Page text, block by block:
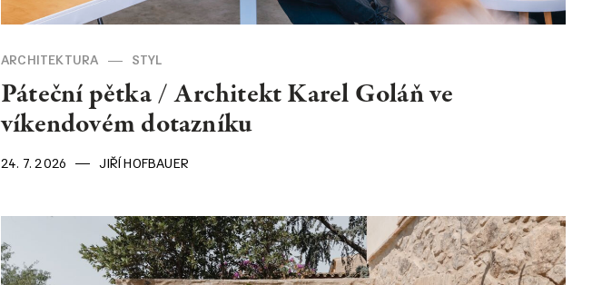
ARCHITEKTURA STYL
Páteční pětka / Architekt Karel Goláň ve
víkendovém dotazníku
24. 7. 2026 JIŘÍ HOFBAUER